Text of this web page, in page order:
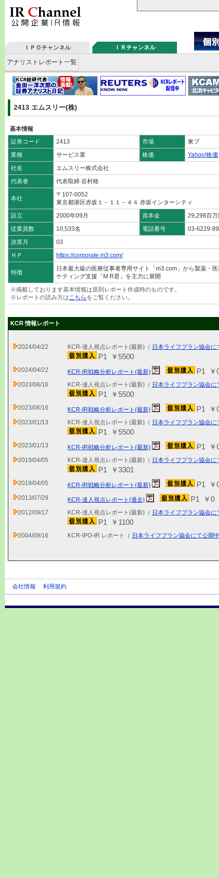
ＩＰＯチャンネル ＩＲチャンネル
アナリストレポート一覧
2413 エムスリー(株)
基本情報
証券コード
2413 市場
東プ
業種
サービス業 株価
Yahoo!株価
社名
エムスリー株式会社
代表者
代表取締 谷村格
本社
〒107-0052
東京都港区赤坂１－１１－４４ 赤坂インターシティ
設立
2000年09月 資本金
29,298百
従業員数
10,533名 電話番号
03-6229-
決算月
03
ＨＰ
https://corporate.m3.com/
特徴
日本最大級の医療従事者専用サイト「m3.com」から製薬・
ケティング支援「M R君」を主力に展開
※掲載しております基本情報は原則レポート作成時のものです。
※レポートの読み方はこちら をご覧ください。
KCR 情報レポート
2024/04/22 KCR-達人視点レポート(最新)（ 日本ライフプラン協会に
P1 ￥5500
2024/04/22 KCR-IR戦略分析レポート(最新) P1 ￥
2023/06/16 KCR-達人視点レポート(最新)（ 日本ライフプラン協会に
P1 ￥5500
2023/06/16 KCR-IR戦略分析レポート(最新) P1 ￥
2023/01/13 KCR-達人視点レポート(最新)（ 日本ライフプラン協会に
P1 ￥5500
2023/01/13 KCR-IR戦略分析レポート(最新) P1 ￥
2019/04/05 KCR-達人視点レポート(最新)（ 日本ライフプラン協会に
P1 ￥3301
2019/04/05 KCR-IR戦略分析レポート(最新) P1 ￥
2013/07/29 KCR-達人視点レポート(過去) P1 ￥0
2012/09/17 KCR-達人視点レポート(最新)（ 日本ライフプラン協会に
P1 ￥1100
2004/09/16 KCR-IPO-IR レポート（ 日本ライフプラン協会にて公開
会社情報 利用規約